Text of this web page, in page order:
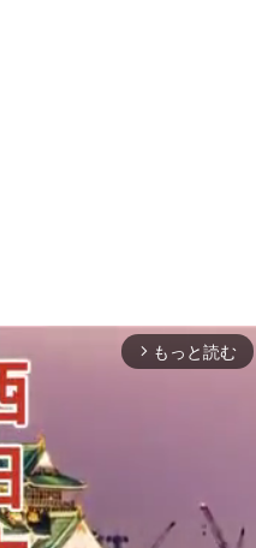
arrow_forward_ios もっと読む